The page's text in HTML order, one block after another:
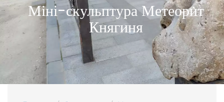
Міні-скульптура Метеорит
Княгиня